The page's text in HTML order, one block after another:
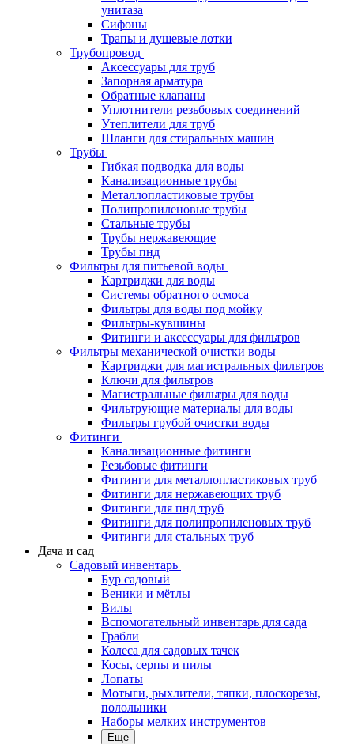
унитаза
Сифоны
Трапы и душевые лотки
Трубопровод
Аксессуары для труб
Запорная арматура
Обратные клапаны
Уплотнители резьбовых соединений
Утеплители для труб
Шланги для стиральных машин
Трубы
Гибкая подводка для воды
Канализационные трубы
Металлопластиковые трубы
Полипропиленовые трубы
Стальные трубы
Трубы нержавеющие
Трубы пнд
Фильтры для питьевой воды
Картриджи для воды
Системы обратного осмоса
Фильтры для воды под мойку
Фильтры-кувшины
Фитинги и аксессуары для фильтров
Фильтры механической очистки воды
Картриджи для магистральных фильтров
Ключи для фильтров
Магистральные фильтры для воды
Фильтрующие материалы для воды
Фильтры грубой очистки воды
Фитинги
Канализационные фитинги
Резьбовые фитинги
Фитинги для металлопластиковых труб
Фитинги для нержавеющих труб
Фитинги для пнд труб
Фитинги для полипропиленовых труб
Фитинги для стальных труб
Дача и сад
Садовый инвентарь
Бур садовый
Веники и мётлы
Вилы
Вспомогательный инвентарь для сада
Грабли
Колеса для садовых тачек
Косы, серпы и пилы
Лопаты
Мотыги, рыхлители, тяпки, плоскорезы,
полольники
Наборы мелких инструментов
Еще